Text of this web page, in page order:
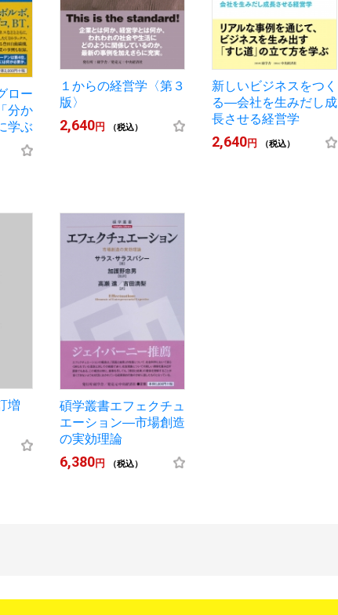
ロー
分か
学ぶ
１からの経営学〈第３
版〉
2,640円 （税込）
新しいビジネスをつく
る―会社を生みだし成
長させる経営学
2,640円 （税込）
増
碩学叢書エフェクチュ
エーション―市場創造
の実効理論
6,380円 （税込）